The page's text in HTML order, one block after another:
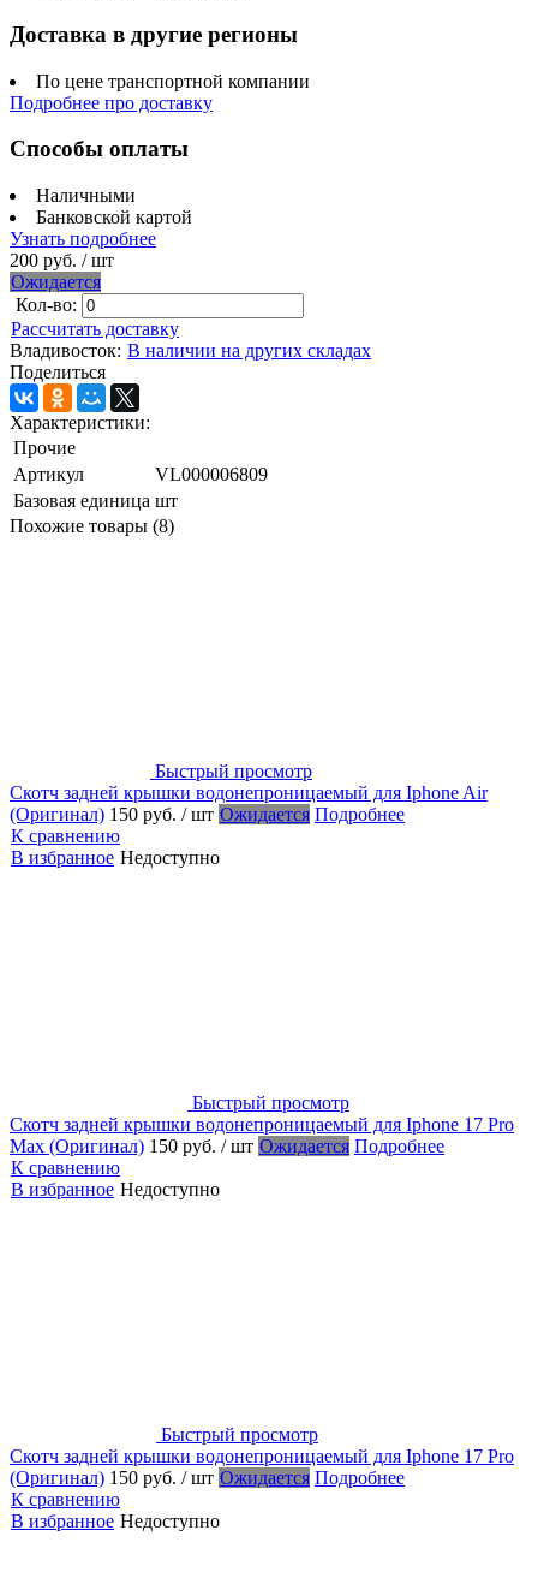
Доставка в другие регионы
По цене транспортной компании
Подробнее про доставку
Способы оплаты
Наличными
Банковской картой
Узнать подробнее
200 руб. / шт
Ожидается
Кол-во:
Рассчитать доставку
Владивосток: В наличии на других складах
Поделиться
Характеристики:
Прочие
Артикул
VL000006809
Базовая единица шт
Похожие товары (8)
Быстрый просмотр
Скотч задней крышки водонепроницаемый для Iphone Air
(Оригинал) 150 руб. / шт Ожидается Подробнее
К сравнению
В избранное Недоступно
Быстрый просмотр
Скотч задней крышки водонепроницаемый для Iphone 17 Pro
Max (Оригинал) 150 руб. / шт Ожидается Подробнее
К сравнению
В избранное Недоступно
Быстрый просмотр
Скотч задней крышки водонепроницаемый для Iphone 17 Pro
(Оригинал) 150 руб. / шт Ожидается Подробнее
К сравнению
В избранное Недоступно